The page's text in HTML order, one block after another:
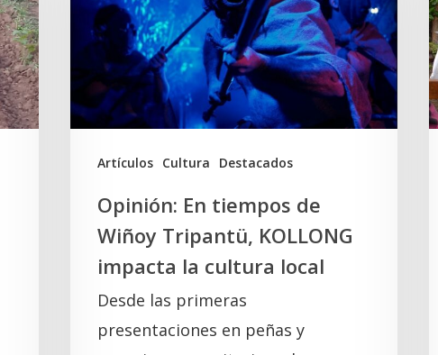
Artículos Cultura Destacados
de
Wiñoy
Tripantü,
KOLLONG
impacta
local
Opinión: En tiempos de
Wiñoy Tripantü, KOLLONG
impacta la cultura local
Desde las primeras
presentaciones en peñas y
y